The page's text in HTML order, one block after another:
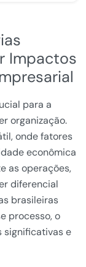
Impactos
para a
organização.
onde fatores
econômica
as operações,
diferencial
brasileiras
processo, o
significativas e